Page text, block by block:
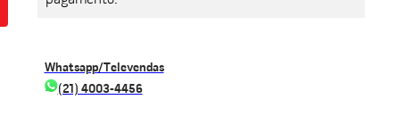
Whatsapp/Televendas
(21) 4003-4456